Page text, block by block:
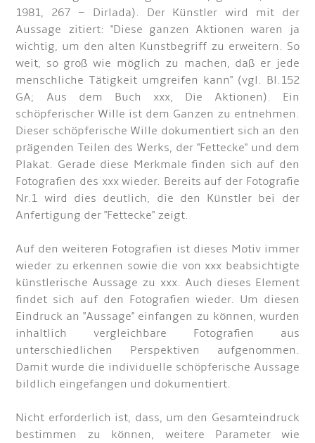
1981, 267 – Dirlada). Der Künstler wird mit der
Aussage zitiert: "Diese ganzen Aktionen waren ja
wichtig, um den alten Kunstbegriff zu erweitern. So
weit, so groß wie möglich zu machen, daß er jede
menschliche Tätigkeit umgreifen kann" (vgl. Bl.152
GA; Aus dem Buch xxx, Die Aktionen). Ein
schöpferischer Wille ist dem Ganzen zu entnehmen.
Dieser schöpferische Wille dokumentiert sich an den
prägenden Teilen des Werks, der "Fettecke" und dem
Plakat. Gerade diese Merkmale finden sich auf den
Fotografien des xxx wieder. Bereits auf der Fotografie
Nr.1 wird dies deutlich, die den Künstler bei der
Anfertigung der "Fettecke" zeigt.
Auf den weiteren Fotografien ist dieses Motiv immer
wieder zu erkennen sowie die von xxx beabsichtigte
künstlerische Aussage zu xxx. Auch dieses Element
findet sich auf den Fotografien wieder. Um diesen
Eindruck an "Aussage" einfangen zu können, wurden
inhaltlich vergleichbare Fotografien aus
unterschiedlichen Perspektiven aufgenommen.
Damit wurde die individuelle schöpferische Aussage
bildlich eingefangen und dokumentiert.
Nicht erforderlich ist, dass, um den Gesamteindruck
bestimmen zu können, weitere Parameter wie